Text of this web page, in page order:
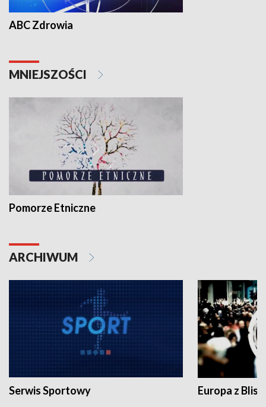
ABC Zdrowia
MNIEJSZOŚCI
Pomorze Etniczne
ARCHIWUM
Serwis Sportowy Europa z